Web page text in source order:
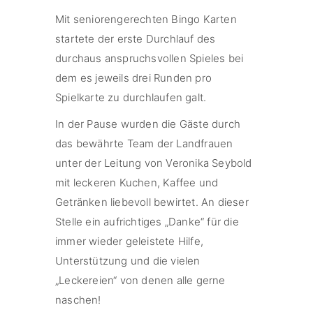
Mit seniorengerechten Bingo Karten
startete der erste Durchlauf des
durchaus anspruchsvollen Spieles bei
dem es jeweils drei Runden pro
Spielkarte zu durchlaufen galt.
In der Pause wurden die Gäste durch
das bewährte Team der Landfrauen
unter der Leitung von Veronika Seybold
mit leckeren Kuchen, Kaffee und
Getränken liebevoll bewirtet. An dieser
Stelle ein aufrichtiges „Danke“ für die
immer wieder geleistete Hilfe,
Unterstützung und die vielen
„Leckereien“ von denen alle gerne
naschen!